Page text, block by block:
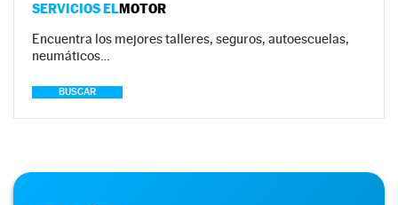
SERVICIOS ELMOTOR
Encuentra los mejores talleres, seguros, autoescuelas,
neumáticos…
BUSCAR